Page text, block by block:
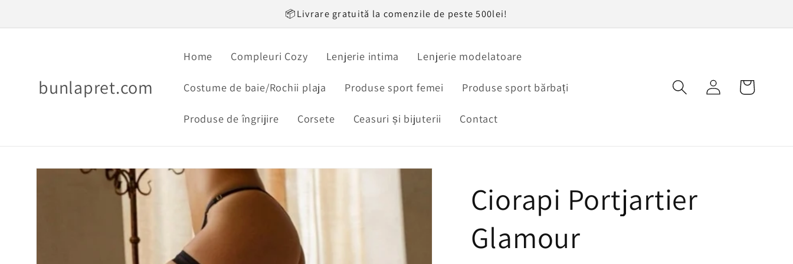
conținut
📦Livrare gratuită la comenzile de peste 500lei!
bunlapret.com
Home Compleuri Cozy Lenjerie intima Lenjerie modelatoare
Costume de baie/Rochii plaja Produse sport femei Produse sport bărbați
Produse de îngrijire Corsete Ceasuri și bijuterii Contact
Conectați-
Coș
Salt la
informațiile
Ciorapi Portjartier
Glamour